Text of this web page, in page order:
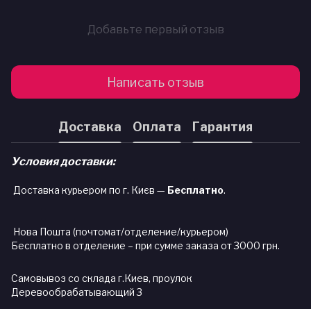
Добавьте первый отзыв
Написать отзыв
Доставка Оплата Гарантия
Условия доставки:
Доставка курьером по г. Києв — Бесплатно.
Нова Пошта (почтомат/отделение/курьером)
Бесплатно в отделение – при сумме заказа от 3000 грн.
Самовывоз со склада г.Киев, проулок
Деревообрабатывающий 3